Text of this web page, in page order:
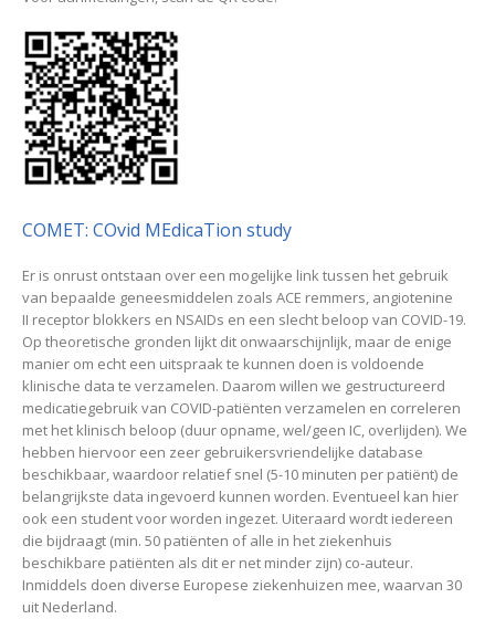
COMET: COvid MEdicaTion study
Er is onrust ontstaan over een mogelijke link tussen het gebruik
van bepaalde geneesmiddelen zoals ACE remmers, angiotenine
II receptor blokkers en NSAIDs en een slecht beloop van COVID-19.
Op theoretische gronden lijkt dit onwaarschijnlijk, maar de enige
manier om echt een uitspraak te kunnen doen is voldoende
klinische data te verzamelen. Daarom willen we gestructureerd
medicatiegebruik van COVID-patiënten verzamelen en correleren
met het klinisch beloop (duur opname, wel/geen IC, overlijden). We
hebben hiervoor een zeer gebruikersvriendelijke database
beschikbaar, waardoor relatief snel (5-10 minuten per patiënt) de
belangrijkste data ingevoerd kunnen worden. Eventueel kan hier
ook een student voor worden ingezet. Uiteraard wordt iedereen
die bijdraagt (min. 50 patiënten of alle in het ziekenhuis
beschikbare patiënten als dit er net minder zijn) co-auteur.
Inmiddels doen diverse Europese ziekenhuizen mee, waarvan 30
uit Nederland.